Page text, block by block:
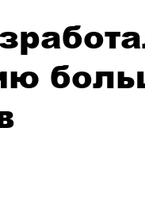
Swiss Афиша Стиль